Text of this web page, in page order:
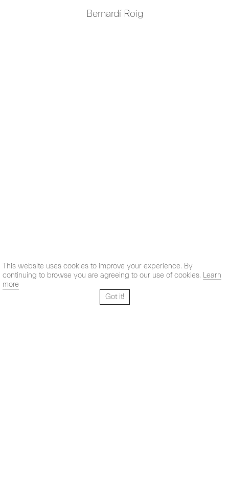
This website uses cookies to improve your experience. By
continuing to browse you are agreeing to our use of cookies. Learn
more
Got it!
Bernardí Roig